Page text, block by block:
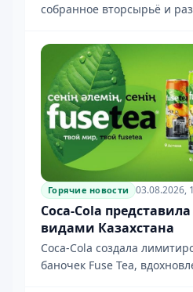
собранное вторсырьё и
Горячие новости 03.08.2026,
Coca-Cola представила
видами Казахстана
Coca-Cola создала
баночек Fuse Tea,